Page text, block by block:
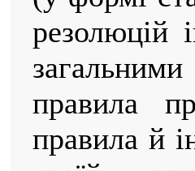
резолюцій
правила
правила й